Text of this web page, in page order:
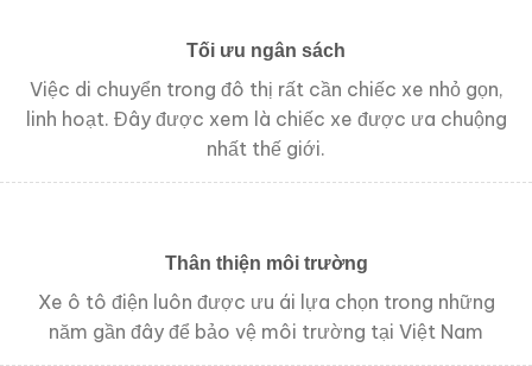
Tối ưu ngân sách
Việc di chuyển trong đô thị rất cần chiếc xe nhỏ gọn,
linh hoạt. Đây được xem là chiếc xe được ưa chuộng
nhất thế giới.
Thân thiện môi trường
Xe ô tô điện luôn được ưu ái lựa chọn trong những
năm gần đây để bảo vệ môi trường tại Việt Nam